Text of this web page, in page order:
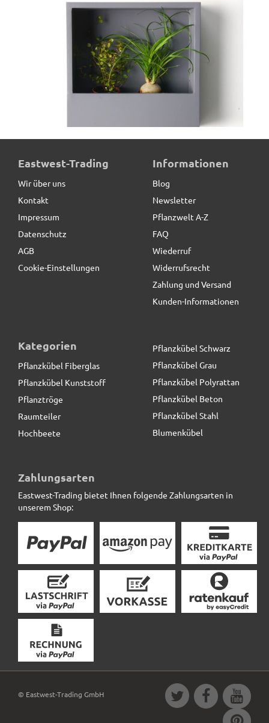
Wand-Pflanzkasten LINEA, anthrazit - jetzt reduziert
19,90 € *statt
naturfarben
15,12 € *
Eastwest-Trading
Wir über uns
Kontakt
Impressum
Datenschutz
AGB
Cookie-Einstellungen
Informationen
Blog
Newsletter
Pflanzwelt A-Z
FAQ
Wiederruf
Widerrufsrecht
Zahlung und Versand
Kunden-Informationen
Kategorien
Pflanzkübel Fiberglas
Pflanzkübel Kunststoff
Pflanztröge
Raumteiler
Hochbeete
Pflanzkübel Schwarz
Pflanzkübel Grau
Pflanzkübel Polyrattan
Pflanzkübel Beton
Pflanzkübel Stahl
Blumenkübel
Zahlungsarten
Eastwest-Trading bietet Ihnen folgende Zahlungsarten in
unserem Shop:
© Eastwest-Trading GmbH